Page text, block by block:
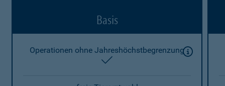
Basis
Operationen ohne Jahreshöchstbegrenzung